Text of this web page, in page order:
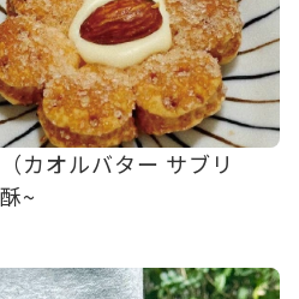
カオルバター サブリ
~